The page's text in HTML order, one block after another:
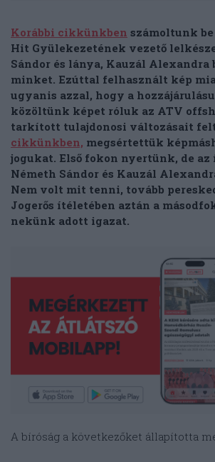
Korábbi cikkünkben számoltunk
Hit Gyülekezetének vezető
Sándor és lánya, Kauzál Alexandra
minket. Ezúttal felhasznált kép
ugyanis azzal, hogy a
közöltünk képet róluk az ATV
tarkított tulajdonosi változásait
cikkünkben, megsértettük
jogukat. Első fokon nyertünk, de
Németh Sándor és Kauzál
Nem volt mit tenni, tovább
Jogerős ítéletében aztán a
nekünk adott igazat.
A bíróság a következőket állapította